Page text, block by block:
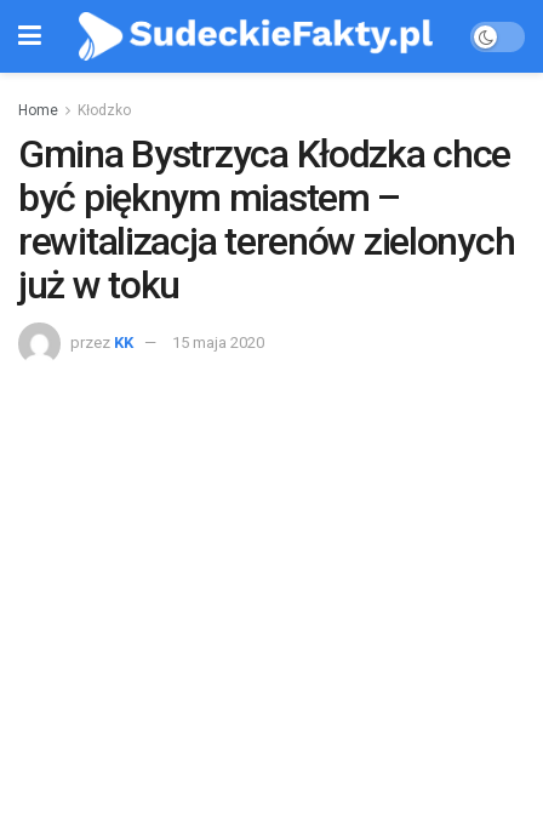
Home Kłodzko
Gmina Bystrzyca Kłodzka chce
być pięknym miastem –
rewitalizacja terenów zielonych
już w toku
przez KK 15 maja 2020